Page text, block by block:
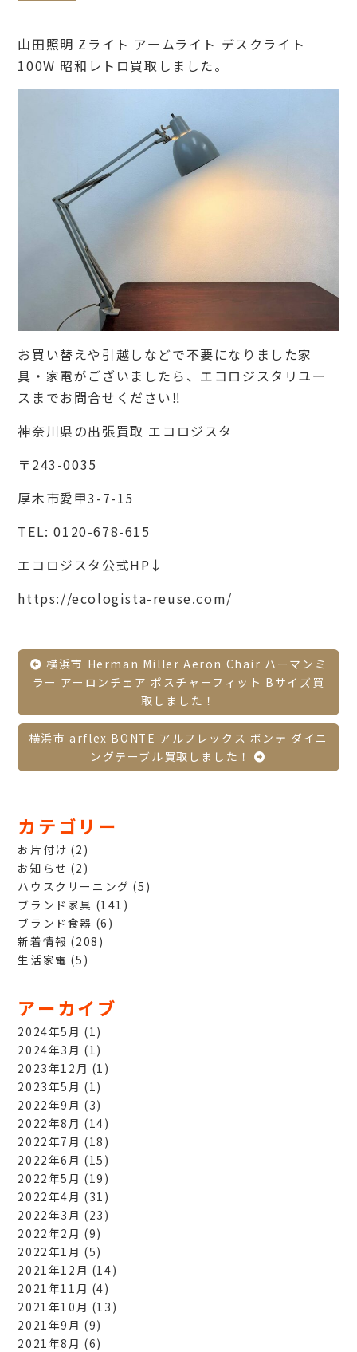
山田照明 Zライト アームライト デスクライト
100W 昭和レトロ買取しました。
お買い替えや引越しなどで不要になりました家
具・家電がございましたら、エコロジスタリユー
スまでお問合せください‼︎
神奈川県の出張買取 エコロジスタ
〒243-0035
厚木市愛甲3-7-15
TEL:0120-678-615
エコロジスタ公式HP↓
https://ecologista-reuse.com/
横浜市 Herman Miller Aeron Chair ハーマンミ
ラー アーロンチェア ポスチャーフィット Bサイズ買
取しました！
横浜市 arflex BONTE アルフレックス ボンテ ダイニ
ングテーブル買取しました！
カテゴリー
お片付け (2)
お知らせ (2)
ハウスクリーニング (5)
ブランド家具 (141)
ブランド食器 (6)
新着情報 (208)
生活家電 (5)
アーカイブ
2024年5月 (1)
2024年3月 (1)
2023年12月 (1)
2023年5月 (1)
2022年9月 (3)
2022年8月 (14)
2022年7月 (18)
2022年6月 (15)
2022年5月 (19)
2022年4月 (31)
2022年3月 (23)
2022年2月 (9)
2022年1月 (5)
2021年12月 (14)
2021年11月 (4)
2021年10月 (13)
2021年9月 (9)
2021年8月 (6)